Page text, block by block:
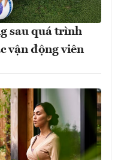
sau quá trình
vận động viên